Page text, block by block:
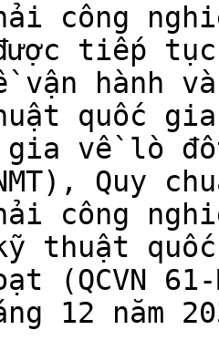
công
tiếp
vận hành
quốc
gia về lò
Quy
công
kỹ thuật
(QCVN 61-
12 năm